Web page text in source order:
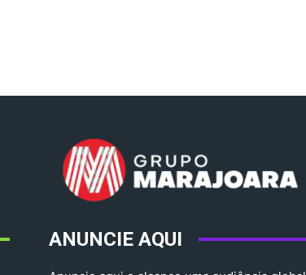
ANUNCIE AQUI